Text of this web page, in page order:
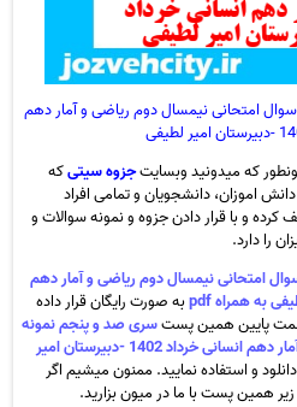
امتحانی نیمسال دوم ریاضی و آمار دهم
که میدونید وبسایتجزوه سیتیکه
اموزان، دانشجویان و تمامی افراد
و با قرار دادن جزوه و نمونه سوالات و
را دارد.
امتحانی نیمسال دوم ریاضی و آمار دهم
به صورت رایگان قرار داده
پایین همین پستسری صد و پنجم نمونه
سوال امتحانی نیمسال دوم ریاضی و آمار دهم انسانی خرداد 1402 -دبیرستان امیر
و استفاده نمایید. ممنون میشیم اگر
زیر همین پست با ما در میون بزارید.